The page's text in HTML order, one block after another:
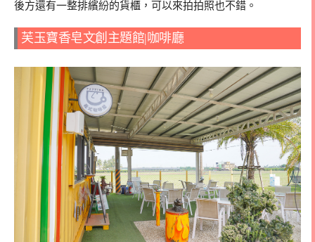
後方還有一整排繽紛的貨櫃，可以來拍拍照也不錯。
芙玉寶香皂文創主題館|咖啡廳